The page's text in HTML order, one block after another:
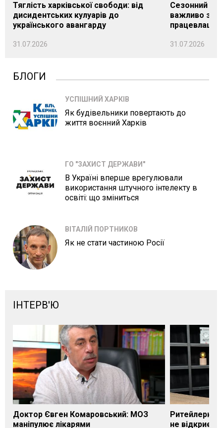
Тяглість харківської свободи: від
дисидентських кулуарів до
українського авангарду
31.07.2026
Сезонний
важливо
31.07.2026
БЛОГИ
УСПІШНИЙ ХАРКІВ
Як будівельники повертають до
життя воєнний Харків
ГО "ЗАХИСТ ДЕРЖАВИ"
В Україні вперше врегулювали
використання штучного інтелекту в
освіті: що зміниться
ВІТАЛІЙ ПОРТНИКОВ
Як не стати частиною Росії
ІНТЕРВ'Ю
Доктор Євген Комаровський: МОЗ
маніпулює лікарями
Ритейлерка
не